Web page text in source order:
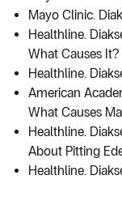
Mayo Clinic.
Healthline.
What Causes It?
Healthline.
American
What Causes
Healthline.
About Pitting
Healthline.